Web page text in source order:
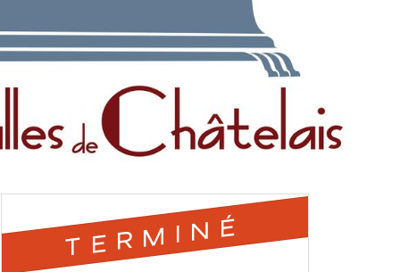
TERMINÉ